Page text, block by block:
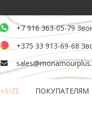
+7 916 363-05-79
+375 33 913-69-68
ПОКУПАТЕЛЯМ